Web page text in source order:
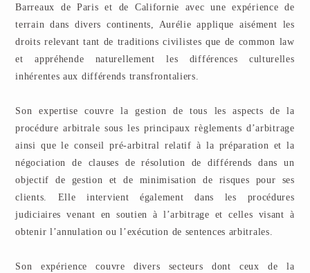
Barreaux de Paris et de Californie avec une expérience de
terrain dans divers continents, Aurélie applique aisément les
droits relevant tant de traditions civilistes que de common law
et appréhende naturellement les différences culturelles
inhérentes aux différends transfrontaliers.
Son expertise couvre la gestion de tous les aspects de la
procédure arbitrale sous les principaux règlements d’arbitrage
ainsi que le conseil pré-arbitral relatif à la préparation et la
négociation de clauses de résolution de différends dans un
objectif de gestion et de minimisation de risques pour ses
clients. Elle intervient également dans les procédures
judiciaires venant en soutien à l’arbitrage et celles visant à
obtenir l’annulation ou l’exécution de sentences arbitrales.
Son expérience couvre divers secteurs dont ceux de la